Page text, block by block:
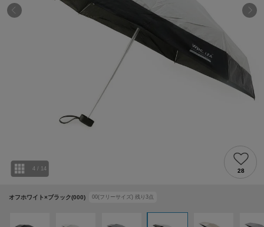
オフホワイト×ブラック(000) 00(フリーサイズ) 残り 3点
4 / 14 28